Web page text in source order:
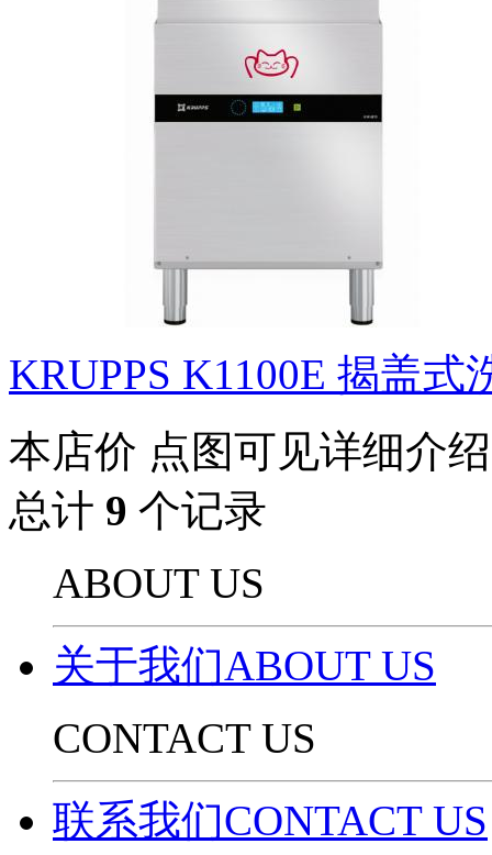
KRUPPS K1100E 揭盖式
本店价 点图可见详细介绍
总计 9 个记录
ABOUT US
关于我们ABOUT US
CONTACT US
联系我们CONTACT US